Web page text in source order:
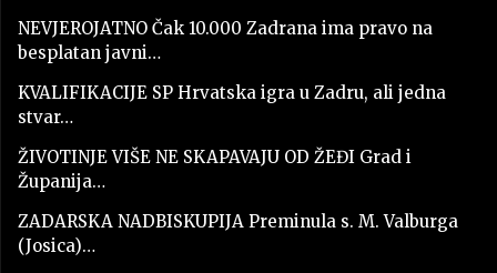
NEVJEROJATNO Čak 10.000 Zadrana ima pravo na
besplatan javni…
KVALIFIKACIJE SP Hrvatska igra u Zadru, ali jedna
stvar…
ŽIVOTINJE VIŠE NE SKAPAVAJU OD ŽEĐI Grad i
Županija…
ZADARSKA NADBISKUPIJA Preminula s. M. Valburga
(Josica)…